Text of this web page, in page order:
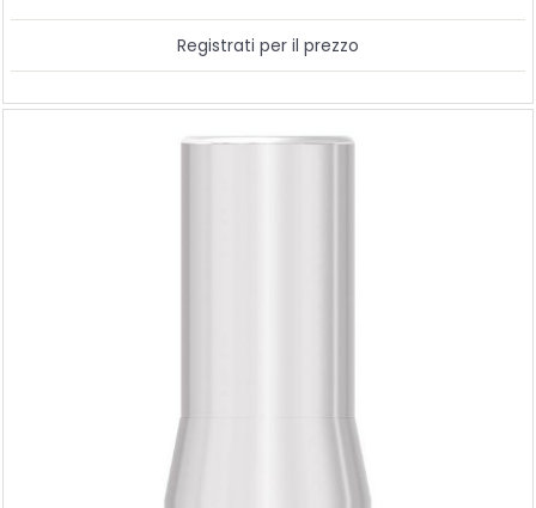
Registrati per il prezzo